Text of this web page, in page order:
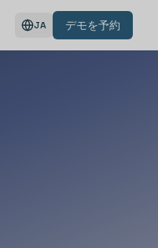
JA デモを予約